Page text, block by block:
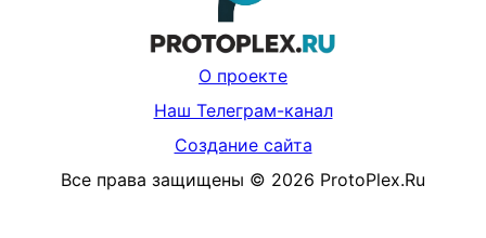
О проекте
Наш Телеграм-канал
Создание сайта
Все права защищены © 2026 ProtoPlex.Ru